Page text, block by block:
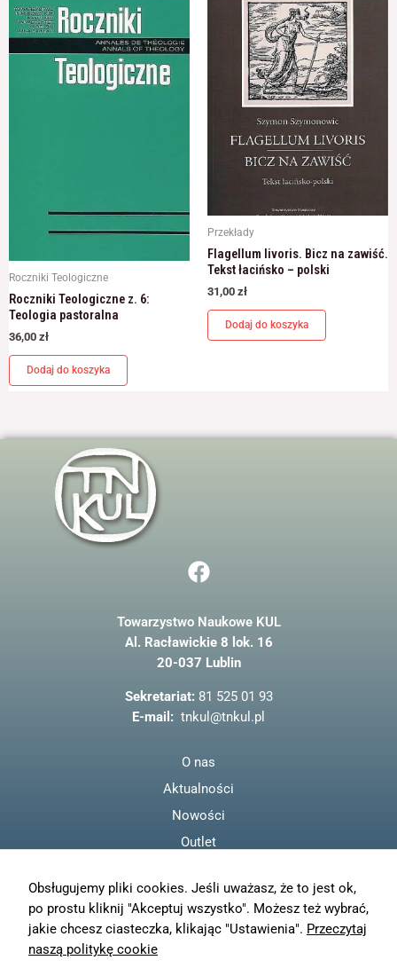
Roczniki Teologiczne
Roczniki Teologiczne z. 6:
Teologia pastoralna
36,00 zł
Dodaj do koszyka
Przekłady
Flagellum livoris. Bicz na zawiść.
Tekst łacińsko – polski
31,00 zł
Dodaj do koszyka
F
a
e
b
o
o
k
Towarzystwo Naukowe KUL
Al. Racławickie 8 lok. 16
20-037 Lublin
Sekretariat: 81 525 01 93
E-mail: tnkul@tnkul.pl
O nas
Aktualności
Nowości
Outlet
Polityka prywatności
Moje konto
Obsługujemy pliki cookies. Jeśli uważasz, że to jest ok,
po prostu kliknij "Akceptuj wszystko". Możesz też wybrać,
jakie chcesz ciasteczka, klikając "Ustawienia". Przeczytaj
naszą politykę cookie